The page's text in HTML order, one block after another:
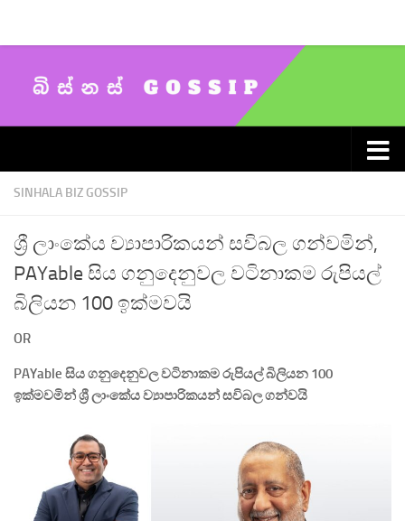
SINHALA BIZ GOSSIP
ශ්‍රී ලාංකේය ව්‍යාපාරිකයන් සවිබල ගන්වමින්,
PAYable සිය ගනුදෙනුවල වටිනාකම රුපියල්
බිලියන 100 ඉක්මවයි
OR
PAYable සිය ගනුදෙනුවල වටිනාකම රුපියල් බිලියන 100
ඉක්මවමින් ශ්‍රී ලාංකේය ව්‍යාපාරිකයන් සවිබල ගන්වයි